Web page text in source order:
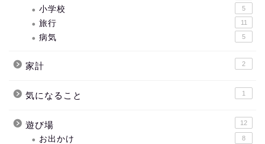
小学校 5
旅行 11
病気 5
家計 2
気になること 1
遊び場 12
お出かけ 8